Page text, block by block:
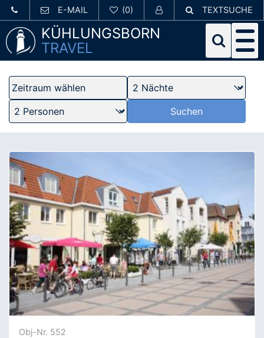
E-MAIL TEXTSUCHE
KÜHLUNGSBORN
TRAVEL
Obj-Nr. 552